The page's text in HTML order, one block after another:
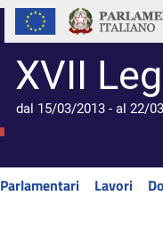
XVII
dal 15/03/2013 - al 22/
Lavori